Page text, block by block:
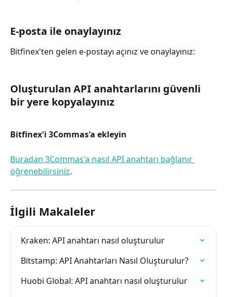
E-posta ile onaylayınız
Bitfinex'ten gelen e-postayı açınız ve onaylayınız:
Oluşturulan API anahtarlarını güvenli
bir yere kopyalayınız
Bitfinex'i 3Commas'a ekleyin
Buradan 3Commas'a nasıl API anahtarı bağlanır
öğrenebilirsiniz.
İlgili Makaleler
Kraken: API anahtarı nasıl oluşturulur
Bitstamp: API Anahtarları Nasıl Oluşturulur?
Huobi Global: API anahtarı nasıl oluşturulur